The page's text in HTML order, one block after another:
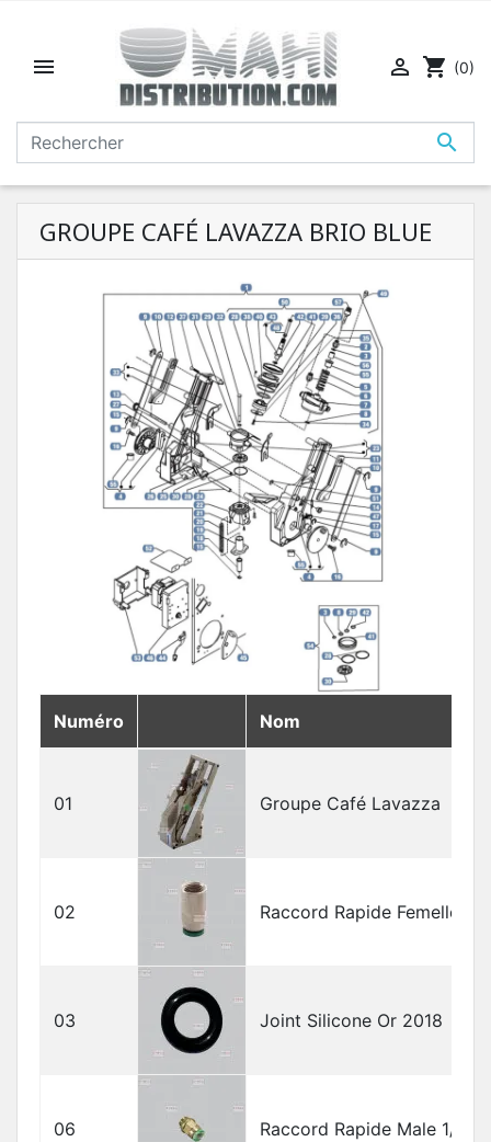


 shopping_cart (0)
GROUPE CAFÉ LAVAZZA BRIO BLUE
Numéro Nom
01 Groupe Café Lavazza
02 Raccord Rapide Femelle 1/
03 Joint Silicone Or 2018
06 Raccord Rapide Male 1/8"